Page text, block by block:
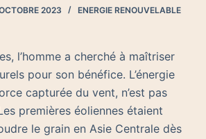
2023 ENERGIE RENOUVELABLE
l’homme a cherché à maîtriser
pour son bénéfice. L’énergie
capturée du vent, n’est pas
premières éoliennes étaient
le grain en Asie Centrale dès